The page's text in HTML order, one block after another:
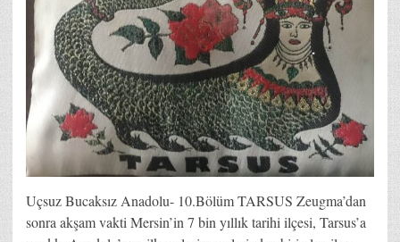
Uçsuz Bucaksız Anadolu- 10.Bölüm TARSUS Zeugma’dan
sonra akşam vakti Mersin’in 7 bin yıllık tarihi ilçesi, Tarsus’a